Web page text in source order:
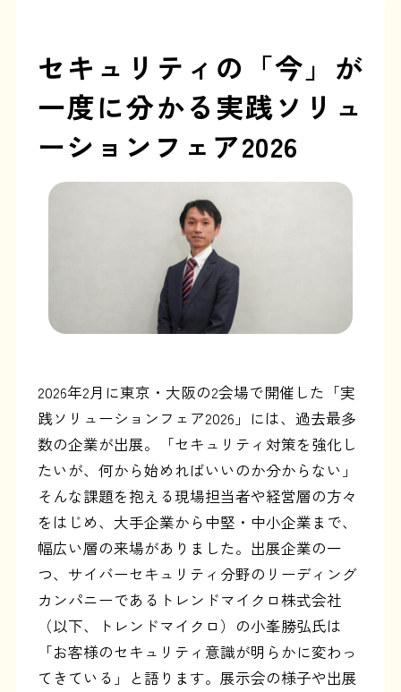
セキュリティの「今」が
一度に分かる 実践ソリュ
ーションフェア2026
2026年2月に東京・大阪の2会場で開催した「実
践ソリューションフェア2026」には、過去最多
数の企業が出展。「セキュリティ対策を強化し
たいが、何から始めればいいのか分からない」
そんな課題を抱える現場担当者や経営層の方々
をはじめ、大手企業から中堅・中小企業まで、
幅広い層の来場がありました。出展企業の一
つ、サイバーセキュリティ分野のリーディング
カンパニーであるトレンドマイクロ株式会社
（以下、トレンドマイクロ）の小峯勝弘氏は
「お客様のセキュリティ意識が明らかに変わっ
てきている」と語ります。展示会の様子や出展